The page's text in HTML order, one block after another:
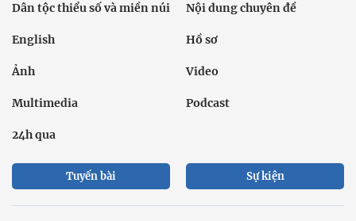
Dân tộc thiểu số và miền núi Nội dung chuyên đề
English Hồ sơ
Ảnh Video
Multimedia Podcast
24h qua
Tuyến bài Sự kiện